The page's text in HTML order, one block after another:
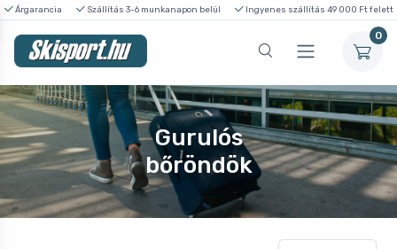
Árgarancia Szállítás 3-6 munkanapon belül Ingyenes szállítás 49 000 Ft felett
0
Gurulós
bőröndök